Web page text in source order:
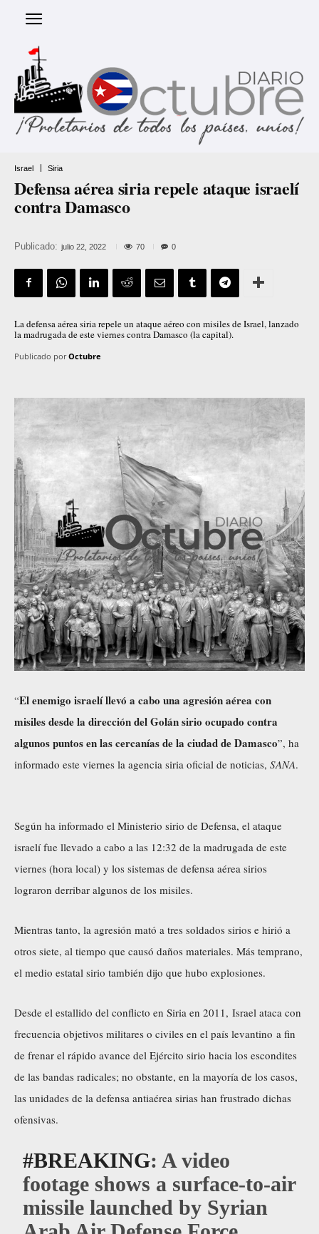
Israel Siria
Defensa aérea siria repele ataque israelí
contra Damasco
Publicado: julio 22, 2022 70 0
La defensa aérea siria repele un ataque aéreo con misiles de Israel, lanzado
la madrugada de este viernes contra Damasco (la capital).
Publicado por Octubre
“El enemigo israelí llevó a cabo una agresión aérea con
misiles desde la dirección del Golán sirio ocupado contra
algunos puntos en las cercanías de la ciudad de Damasco”, ha
informado este viernes la agencia siria oficial de noticias, SANA.
Según ha informado el Ministerio sirio de Defensa, el ataque
israelí fue llevado a cabo a las 12:32 de la madrugada de este
viernes (hora local) y los sistemas de defensa aérea sirios
lograron derribar algunos de los misiles.
Mientras tanto, la agresión mató a tres soldados sirios e hirió a
otros siete, al tiempo que causó daños materiales. Más temprano,
el medio estatal sirio también dijo que hubo explosiones.
Desde el estallido del conflicto en Siria en 2011, Israel ataca con
frecuencia objetivos militares o civiles en el país levantino a fin
de frenar el rápido avance del Ejército sirio hacia los escondites
de las bandas radicales; no obstante, en la mayoría de los casos,
las unidades de la defensa antiaérea sirias han frustrado dichas
ofensivas.
#BREAKING: A video
footage shows a surface-to-air
missile launched by Syrian